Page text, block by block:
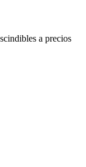
a precios